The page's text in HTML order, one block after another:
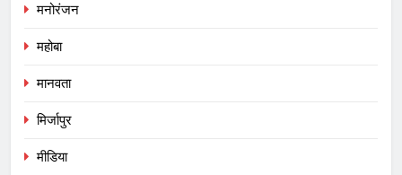
मनोरंजन
महोबा
मानवता
मिर्जापुर
मीडिया